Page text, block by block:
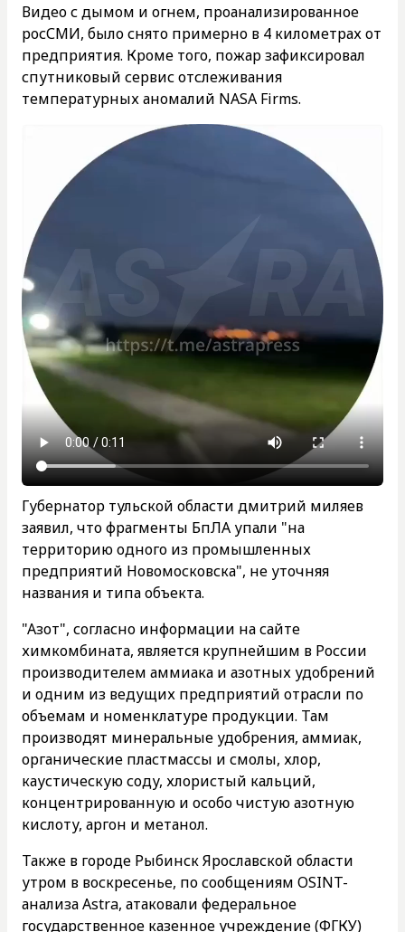
Видео с дымом и огнем, проанализированное
росСМИ, было снято примерно в 4 километрах от
предприятия. Кроме того, пожар зафиксировал
спутниковый сервис отслеживания
температурных аномалий NASA Firms.
Губернатор тульской области дмитрий миляев
заявил, что фрагменты БпЛА упали "на
территорию одного из промышленных
предприятий Новомосковска", не уточняя
названия и типа объекта.
"Азот", согласно информации на сайте
химкомбината, является крупнейшим в России
производителем аммиака и азотных удобрений
и одним из ведущих предприятий отрасли по
объемам и номенклатуре продукции. Там
производят минеральные удобрения, аммиак,
органические пластмассы и смолы, хлор,
каустическую соду, хлористый кальций,
концентрированную и особо чистую азотную
кислоту, аргон и метанол.
Также в городе Рыбинск Ярославской области
утром в воскресенье, по сообщениям OSINT-
анализа Astra, атаковали федеральное
государственное казенное учреждение (ФГКУ)